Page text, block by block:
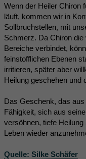
Wenn der Heiler Chiron
läuft, kommen wir in
Sollbruchstellen, mit
Schmerz. Da Chiron
Bereiche verbindet,
feinstofflichen Ebenen
irritieren, später aber
Heilung geschehen und
Das Geschenk, das
Fähigkeit, sich aus
versöhnen, tiefe
Leben wieder
Quelle: Silke Schäfer